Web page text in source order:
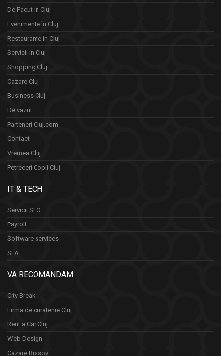
De Facut in Cluj
Evenimente în Cluj
Restaurante in Cluj
Servicii in Cluj
Shopping Cluj
Cazare Cluj
Business Cluj
De vazut
Parteneri Cluj.com
Contact
Vremea Cluj
Petreceri Copii Cluj
IT & TECH
Servicii SEO
Payroll
Software services
SFA
VA RECOMANDAM
City Break
Firma de curatenie Cluj
Rent a Car Cluj
Web Design
Cazare Brasov